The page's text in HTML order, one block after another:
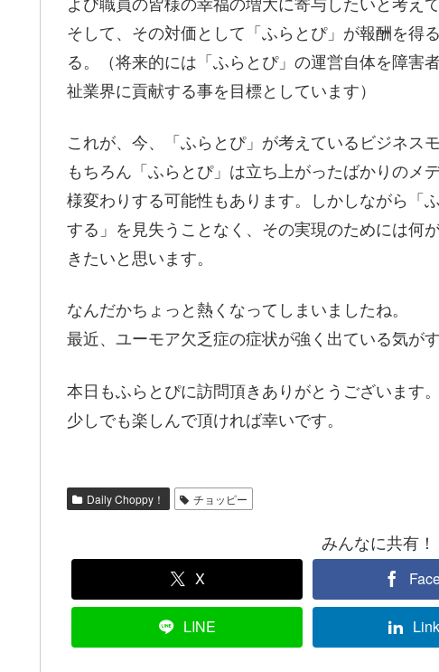
そして、その対価として「ふらとぴ」が報酬を得
る。（将来的には「ふらとぴ」の運営自体を障害
祉業界に貢献する事を目標としています）
これが、今、「ふらとぴ」が考えているビジネスモ
もちろん「ふらとぴ」は立ち上がったばかりのメ
様変わりする可能性もあります。しかしながら「
する」を見失うことなく、その実現のためには何
きたいと思います。
なんだかちょっと熱くなってしまいましたね。
最近、ユーモア欠乏症の症状が強く出ている気が
本日もふらとぴに訪問頂きありがとうございます。
少しでも楽しんで頂ければ幸いです。
Daily Choppy！ チョッピー
みんなに共有！
X
LINE